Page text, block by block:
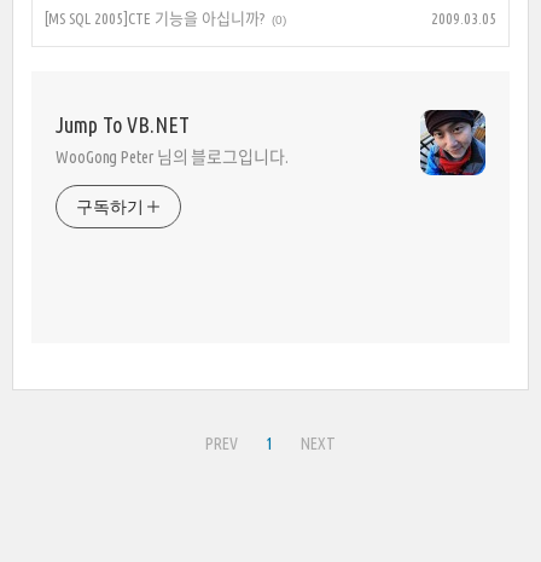
[MS SQL 2005]CTE 기능을 아십니까? (0) 2009.03.05
Jump To VB.NET
WooGong Peter 님의 블로그입니다.
구독하기
PREV 1 NEXT